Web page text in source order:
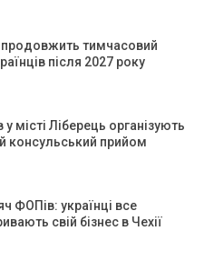
тимчасовий
після 2027 року
у місті Ліберець організують
консульський прийом
ФОПів: українці все
свій бізнес в Чехії